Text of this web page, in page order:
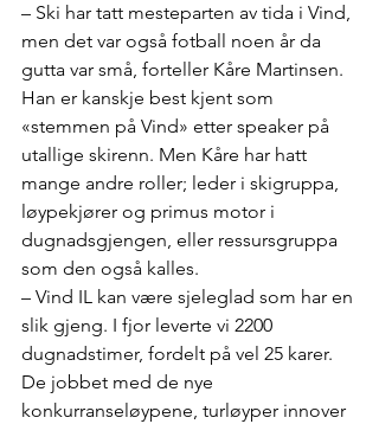
– Ski har tatt mesteparten av tida i Vind,
men det var også fotball noen år da
gutta var små, forteller Kåre Martinsen.
Han er kanskje best kjent som
«stemmen på Vind» etter speaker på
utallige skirenn. Men Kåre har hatt
mange andre roller; leder i skigruppa,
løypekjører og primus motor i
dugnadsgjengen, eller ressursgruppa
som den også kalles.
– Vind IL kan være sjeleglad som har en
slik gjeng. I fjor leverte vi 2200
dugnadstimer, fordelt på vel 25 karer.
De jobbet med de nye
konkurranseløypene, turløyper innover